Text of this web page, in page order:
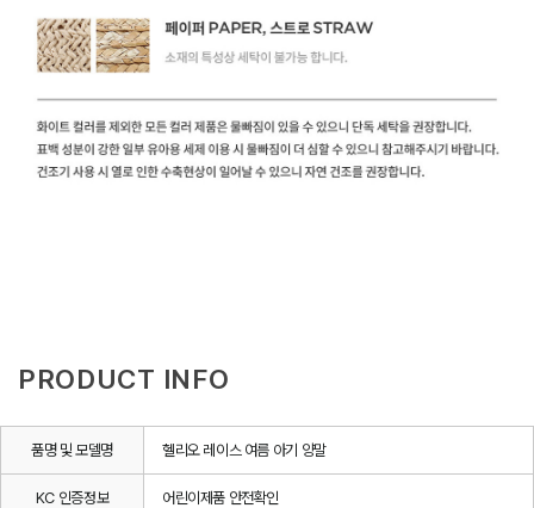
PRODUCT INFO
품명 및 모델명 헬리오 레이스 여름 아기 양말
KC 인증정보 어린이제품 안전확인